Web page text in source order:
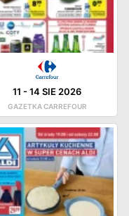
11 -14 SIE 2026
GAZETKA CARREFOUR